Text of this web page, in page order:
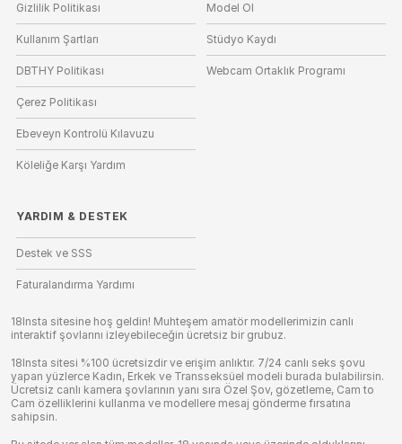
Gizlilik Politikası
Kullanım Şartları
DBTHY Politikası
Çerez Politikası
Ebeveyn Kontrolü Kılavuzu
Köleliğe Karşı Yardım
Model Ol
Stüdyo Kaydı
Webcam Ortaklık Programı
YARDIM & DESTEK
Destek ve SSS
Faturalandırma Yardımı
18Insta sitesine hoş geldin! Muhteşem amatör modellerimizin canlı
interaktif şovlarını izleyebileceğin ücretsiz bir grubuz.
18Insta sitesi %100 ücretsizdir ve erişim anlıktır. 7/24 canlı seks şovu
yapan yüzlerce Kadın, Erkek ve Transseksüel modeli burada bulabilirsin.
Ücretsiz canlı kamera şovlarının yanı sıra Özel Şov, gözetleme, Cam to
Cam özelliklerini kullanma ve modellere mesaj gönderme fırsatına
sahipsin.